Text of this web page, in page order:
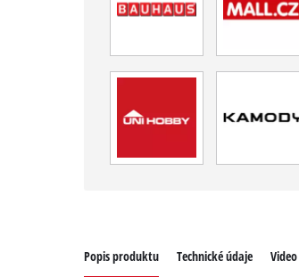
Popis produktu Technické údaje Video